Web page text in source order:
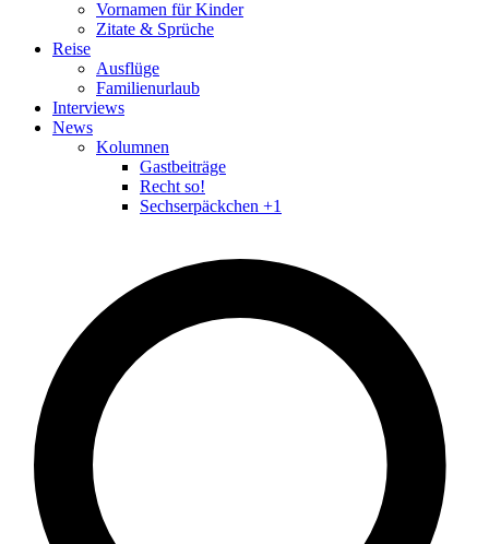
Vornamen für Kinder
Zitate & Sprüche
Reise
Ausflüge
Familienurlaub
Interviews
News
Kolumnen
Gastbeiträge
Recht so!
Sechserpäckchen +1